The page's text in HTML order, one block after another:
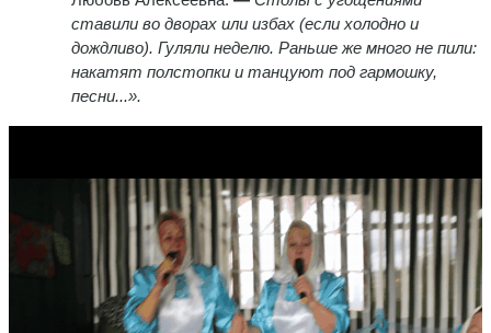
ставили во дворах или избах (если холодно и
дождливо). Гуляли неделю. Раньше же много не пили:
накатят полстопки и танцуют под гармошку,
песни...».